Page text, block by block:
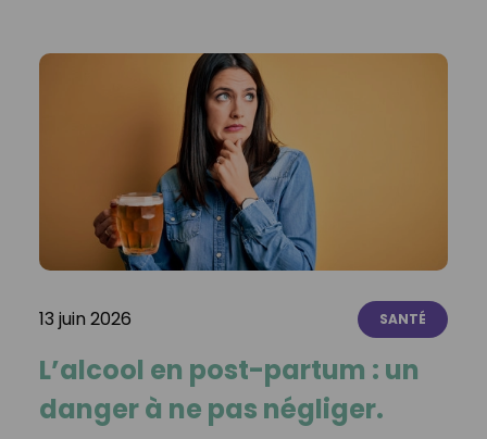
13 juin 2026 SANTÉ
L’alcool en post-partum : un
danger à ne pas négliger.